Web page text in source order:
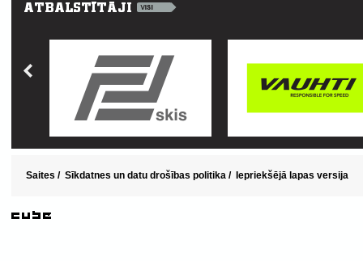
Saites / Sīkdatnes un datu drošības politika / Iepriekšējā lapas versija